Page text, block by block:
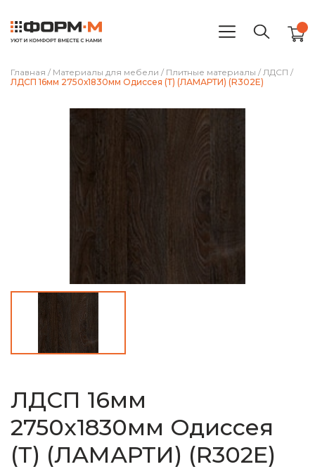
Главная / Материалы для мебели / Плитные материалы / ЛДСП /
ЛДСП 16мм 2750х1830мм Одиссея (Т) (ЛАМАРТИ) (R302E)
ЛДСП 16мм
2750х1830мм Одиссея
(Т) (ЛАМАРТИ) (R302E)